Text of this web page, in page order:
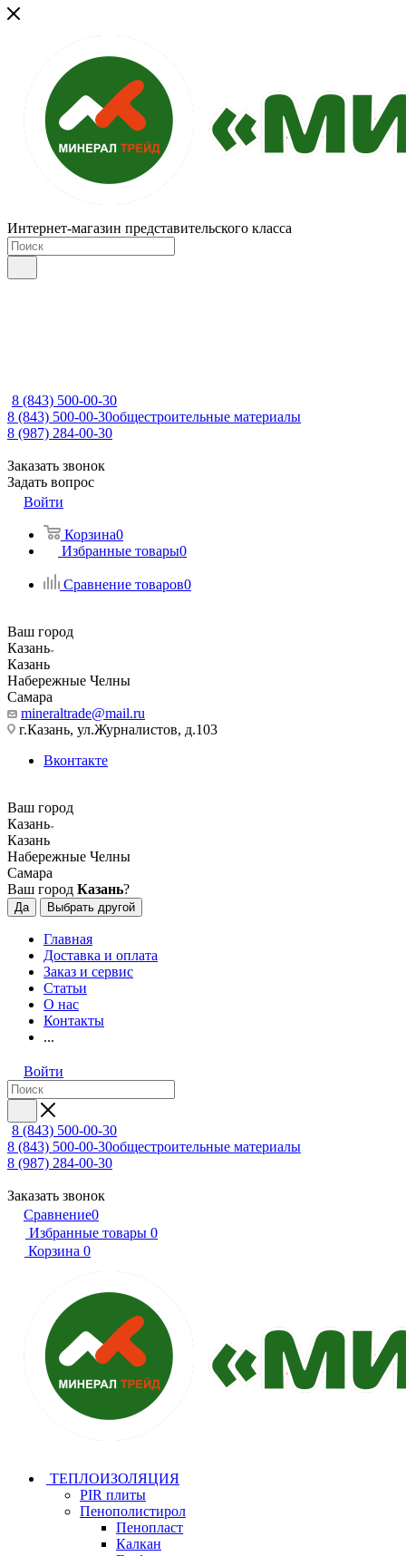
Интернет-магазин представительского класса
8 (843) 500-00-30
8 (843) 500-00-30общестроительные материалы
8 (987) 284-00-30
Заказать звонок
Задать вопрос
Войти
Корзина0
Избранные товары0
Сравнение товаров0
Ваш город
Казань
Казань
Набережные Челны
Самара
mineraltrade@mail.ru
г.Казань, ул.Журналистов, д.103
Вконтакте
Ваш город
Казань
Казань
Набережные Челны
Самара
Ваш город Казань?
Да Выбрать другой
Главная
Доставка и оплата
Заказ и сервис
Статьи
О нас
Контакты
...
Войти
8 (843) 500-00-30
8 (843) 500-00-30общестроительные материалы
8 (987) 284-00-30
Заказать звонок
Сравнение0
Избранные товары 0
Корзина 0
ТЕПЛОИЗОЛЯЦИЯ
PIR плиты
Пенополистирол
Пенопласт
Калкан